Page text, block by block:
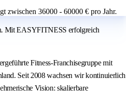
zwischen 36000 - 60000 € pro Jahr.
Mit EASYFITNESS erfolgreich
Fitness-Franchisegruppe mit
Seit 2008 wachsen wir kontinuierlich
Vision: skalierbare